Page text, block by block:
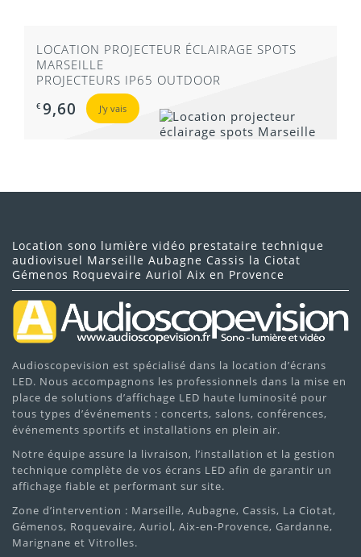
LOCATION PROJECTEUR ÉCLAIRAGE SPOTS
MARSEILLE
PROJECTEURS IP65 OUTDOOR
€ 9,60 J'y vais
Location sono lumière vidéo prestataire technique
audiovisuel Marseille Aubagne Cassis la Ciotat
Gémenos Roquevaire Auriol Aix en Provence
Audioscopevision est spécialisé dans la location d’écrans
LED. Nous accompagnons les professionnels dans la mise en
place de solutions d’affichage LED haute luminosité pour
tous types d’événements : concerts, salons, conférences,
événements sportifs et installations en plein air.
Notre équipe assure la livraison, l’installation et la gestion
technique complète de vos écrans LED afin de garantir un
affichage fiable et performant sur site.
Zone d’intervention : Marseille, Aubagne, Cassis, La Ciotat,
Gémenos, Roquevaire, Auriol, Aix-en-Provence, Gardanne,
Marignane et Vitrolles.